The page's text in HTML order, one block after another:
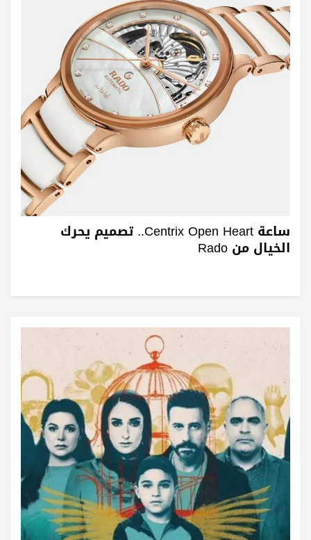
ساعة Centrix Open Heart.. تصميم يحرك
الخيال من Rado